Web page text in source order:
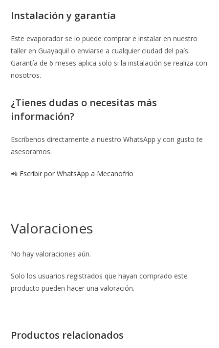
Instalación y garantía
Este evaporador se lo puede comprar e instalar en nuestro
taller en Guayaquil o enviarse a cualquier ciudad del país.
Garantía de 6 meses aplica solo si la instalación se realiza con
nosotros.
¿Tienes dudas o necesitas más
información?
Escríbenos directamente a nuestro WhatsApp y con gusto te
asesoramos.
📲 Escribir por WhatsApp a Mecanofrio
Valoraciones
No hay valoraciones aún.
Solo los usuarios registrados que hayan comprado este
producto pueden hacer una valoración.
Productos relacionados